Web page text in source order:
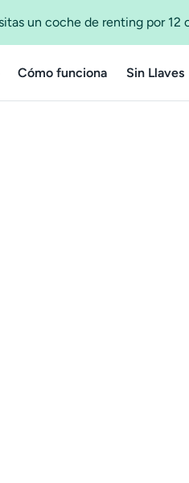
un coche de renting por
Cómo funciona Sin Llaves